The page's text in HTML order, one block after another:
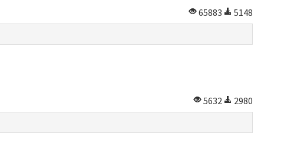
65883
5148
5632
2980